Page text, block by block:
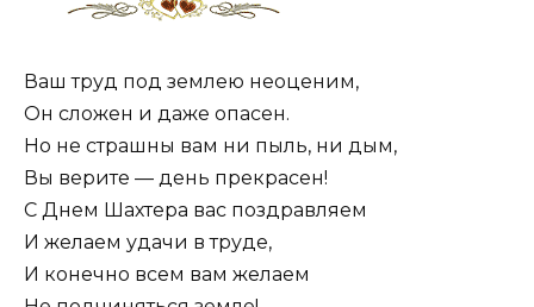
Ваш труд под землею неоценим,
Он сложен и даже опасен.
Но не страшны вам ни пыль, ни дым,
Вы верите — день прекрасен!
С Днем Шахтера вас поздравляем
И желаем удачи в труде,
И конечно всем вам желаем